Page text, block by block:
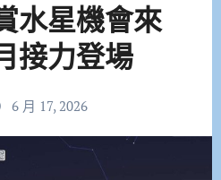
水星機會來
接力登場
6 月 17, 2026